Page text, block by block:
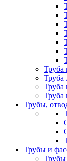
Труба
Труба
Труба
Труба
Трубы,
Трубы и